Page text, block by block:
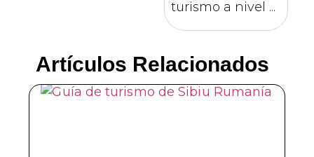
turismo a nivel ...
Artículos Relacionados